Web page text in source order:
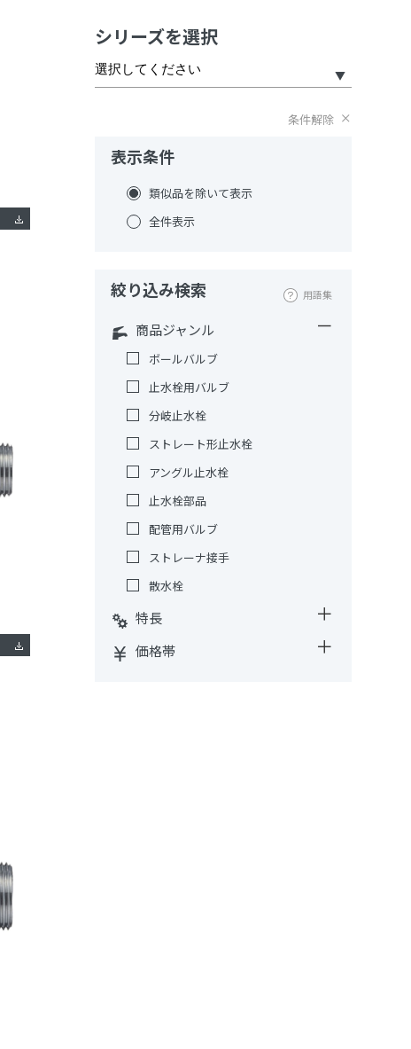
シリーズを選択
条件解除
表示条件
類似品を除いて表示
全件表示
絞り込み検索 用語集
商品ジャンル
ボールバルブ
止水栓用バルブ
分岐止水栓
ストレート形止水栓
アングル止水栓
止水栓部品
配管用バルブ
ストレーナ接手
散水栓
特長
価格帯